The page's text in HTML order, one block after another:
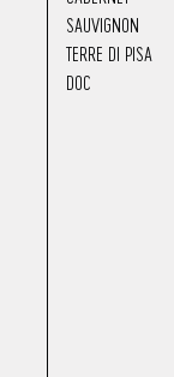
SAUVIGNON
TERRE DI PISA
DOC